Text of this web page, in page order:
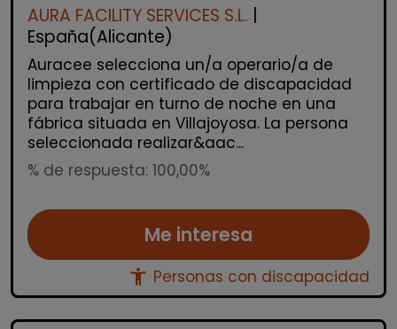
AURA FACILITY SERVICES S.L.
España(Alicante)
Auracee selecciona un/a operario/a de
limpieza con certificado de discapacidad
para trabajar en turno de noche en una
fábrica situada en Villajoyosa. La persona
seleccionada realizar&aac...
% de respuesta: 100,00%
Me interesa
accessibility_new Personas con discapacidad